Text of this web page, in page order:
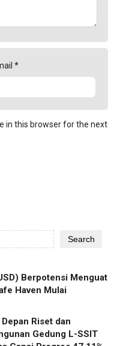
*
in this browser for the next
Search
Berpotensi Menguat
Haven Mulai
Riset dan
Gedung L-SSIT